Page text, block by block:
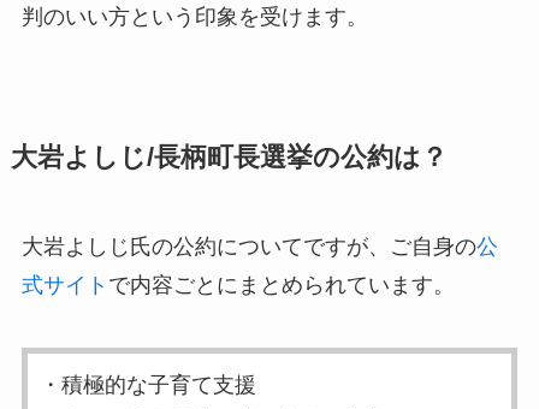
判のいい方という印象を受けます。
大岩よしじ/長柄町長選挙の公約は？
大岩よしじ氏の公約についてですが、ご自身の公
式サイト で内容ごとにまとめられています。
・積極的な子育て支援